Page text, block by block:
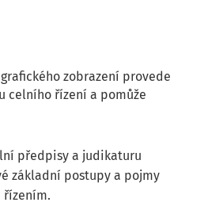
zobrazení provede
celního řízení a pomůže
předpisy a judikaturu
základní postupy a pojmy
řízením.